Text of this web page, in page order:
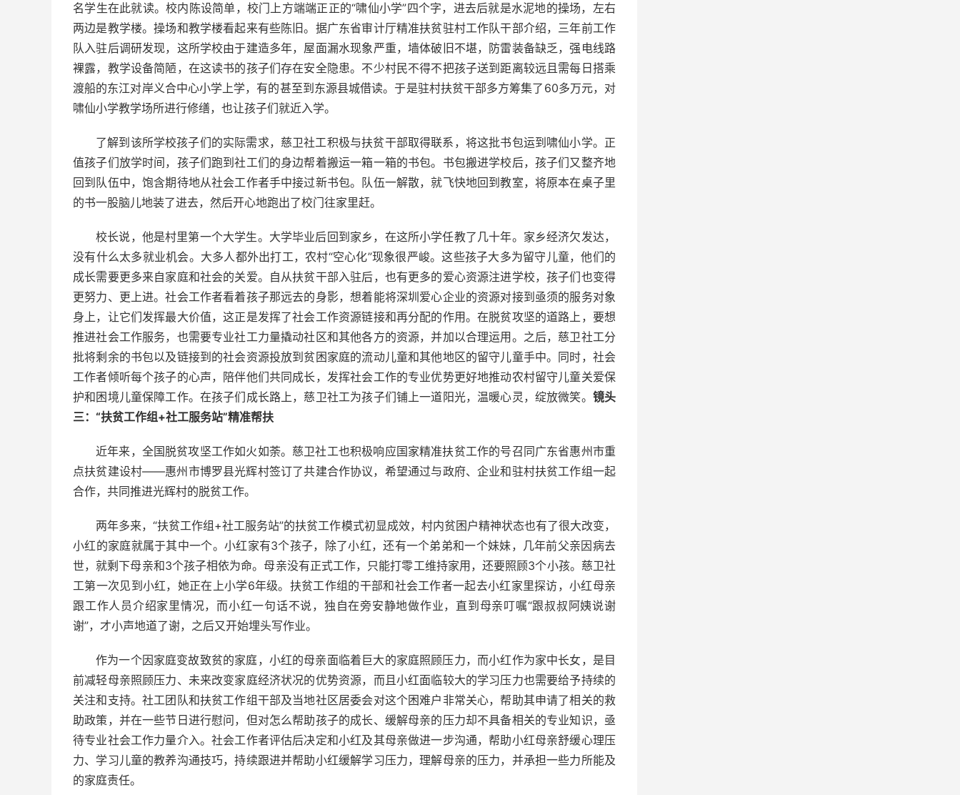
名学生在此就读。校内陈设简单，校门上方端端正正的“啸仙小学”四个字，进去后就是水泥地的操场，左右
两边是教学楼。操场和教学楼看起来有些陈旧。据广东省审计厅精准扶贫驻村工作队干部介绍，三年前工作
队入驻后调研发现，这所学校由于建造多年，屋面漏水现象严重，墙体破旧不堪，防雷装备缺乏，强电线路
裸露，教学设备简陋，在这读书的孩子们存在安全隐患。不少村民不得不把孩子送到距离较远且需每日搭乘
渡船的东江对岸义合中心小学上学，有的甚至到东源县城借读。于是驻村扶贫干部多方筹集了60多万元，对
啸仙小学教学场所进行修缮，也让孩子们就近入学。
了解到该所学校孩子们的实际需求，慈卫社工积极与扶贫干部取得联系，将这批书包运到啸仙小学。正
值孩子们放学时间，孩子们跑到社工们的身边帮着搬运一箱一箱的书包。书包搬进学校后，孩子们又整齐地
回到队伍中，饱含期待地从社会工作者手中接过新书包。队伍一解散，就飞快地回到教室，将原本在桌子里
的书一股脑儿地装了进去，然后开心地跑出了校门往家里赶。
校长说，他是村里第一个大学生。大学毕业后回到家乡，在这所小学任教了几十年。家乡经济欠发达，
没有什么太多就业机会。大多人都外出打工，农村“空心化”现象很严峻。这些孩子大多为留守儿童，他们的
成长需要更多来自家庭和社会的关爱。自从扶贫干部入驻后，也有更多的爱心资源注进学校，孩子们也变得
更努力、更上进。社会工作者看着孩子那远去的身影，想着能将深圳爱心企业的资源对接到亟须的服务对象
身上，让它们发挥最大价值，这正是发挥了社会工作资源链接和再分配的作用。在脱贫攻坚的道路上，要想
推进社会工作服务，也需要专业社工力量撬动社区和其他各方的资源，并加以合理运用。之后，慈卫社工分
批将剩余的书包以及链接到的社会资源投放到贫困家庭的流动儿童和其他地区的留守儿童手中。同时，社会
工作者倾听每个孩子的心声，陪伴他们共同成长，发挥社会工作的专业优势更好地推动农村留守儿童关爱保
护和困境儿童保障工作。在孩子们成长路上，慈卫社工为孩子们铺上一道阳光，温暖心灵，绽放微笑。 镜头
三：“扶贫工作组+社工服务站”精准帮扶
近年来，全国脱贫攻坚工作如火如荼。慈卫社工也积极响应国家精准扶贫工作的号召同广东省惠州市重
点扶贫建设村——惠州市博罗县光辉村签订了共建合作协议，希望通过与政府、企业和驻村扶贫工作组一起
合作，共同推进光辉村的脱贫工作。
两年多来，“扶贫工作组+社工服务站”的扶贫工作模式初显成效，村内贫困户精神状态也有了很大改变，
小红的家庭就属于其中一个。小红家有3个孩子，除了小红，还有一个弟弟和一个妹妹，几年前父亲因病去
世，就剩下母亲和3个孩子相依为命。母亲没有正式工作，只能打零工维持家用，还要照顾3个小孩。慈卫社
工第一次见到小红，她正在上小学6年级。扶贫工作组的干部和社会工作者一起去小红家里探访，小红母亲
跟工作人员介绍家里情况，而小红一句话不说，独自在旁安静地做作业，直到母亲叮嘱“跟叔叔阿姨说谢
谢”，才小声地道了谢，之后又开始埋头写作业。
作为一个因家庭变故致贫的家庭，小红的母亲面临着巨大的家庭照顾压力，而小红作为家中长女，是目
前减轻母亲照顾压力、未来改变家庭经济状况的优势资源，而且小红面临较大的学习压力也需要给予持续的
关注和支持。社工团队和扶贫工作组干部及当地社区居委会对这个困难户非常关心，帮助其申请了相关的救
助政策，并在一些节日进行慰问，但对怎么帮助孩子的成长、缓解母亲的压力却不具备相关的专业知识，亟
待专业社会工作力量介入。社会工作者评估后决定和小红及其母亲做进一步沟通，帮助小红母亲舒缓心理压
力、学习儿童的教养沟通技巧，持续跟进并帮助小红缓解学习压力，理解母亲的压力，并承担一些力所能及
的家庭责任。